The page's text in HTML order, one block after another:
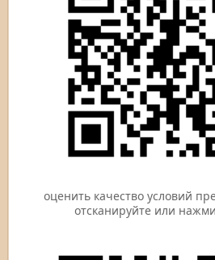
оценить качество условий
отсканируйте или